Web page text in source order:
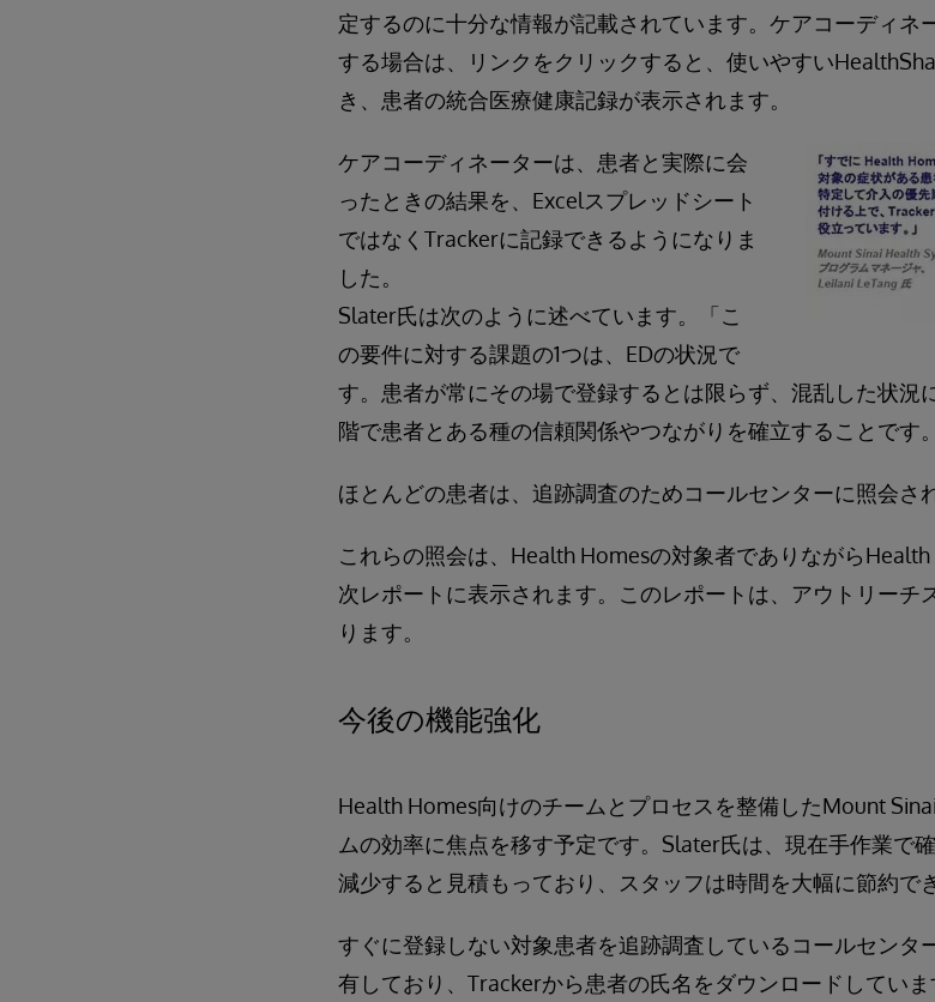
定するのに十分な情報が記載されています。ケアコーディネ
する場合は、リンクをクリックすると、使いやすい
き、患者の統合医療健康記録が表示されます。
ケアコーディネーターは、患者と実際に会
ったときの結果を、Excelスプレッドシート
ではなくTrackerに記録できるようになりま
した。
Slater氏は次のように述べています。「こ
の要件に対する課題の1つは、EDの状況で
す。患者が常にその場で登録するとは限らず、混乱した状況
階で患者とある種の信頼関係やつながりを確立することです
ほとんどの患者は、追跡調査のためコールセンターに照会さ
これらの照会は、Health Homesの対象者でありながら
次レポートに表示されます。このレポートは、アウトリーチ
ります。
今後の機能強化
Health Homes向けのチームとプロセスを整備したMount
ムの効率に焦点を移す予定です。Slater氏は、現在手作業で
減少すると見積もっており、スタッフは時間を大幅に節約で
すぐに登録しない対象患者を追跡調査しているコールセンタ
有しており、Trackerから患者の氏名をダウンロードしていま